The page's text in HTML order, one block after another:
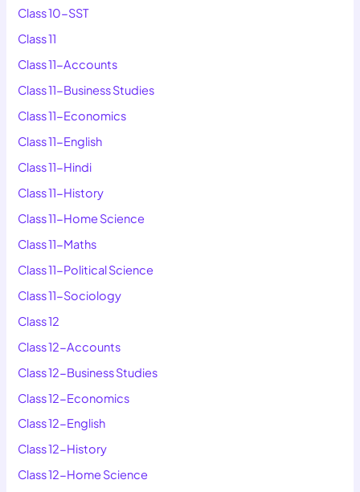
Class 10-SST
Class 11
Class 11-Accounts
Class 11-Business Studies
Class 11-Economics
Class 11-English
Class 11-Hindi
Class 11-History
Class 11-Home Science
Class 11-Maths
Class 11-Political Science
Class 11-Sociology
Class 12
Class 12-Accounts
Class 12-Business Studies
Class 12-Economics
Class 12-English
Class 12-History
Class 12-Home Science